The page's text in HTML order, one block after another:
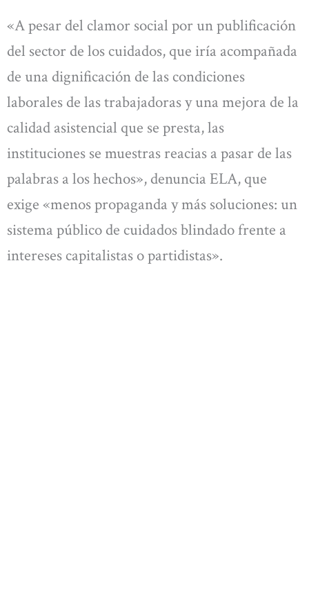
«A pesar del clamor social por un publificación
del sector de los cuidados, que iría acompañada
de una dignificación de las condiciones
laborales de las trabajadoras y una mejora de la
calidad asistencial que se presta, las
instituciones se muestras reacias a pasar de las
palabras a los hechos», denuncia ELA, que
exige «menos propaganda y más soluciones: un
sistema público de cuidados blindado frente a
intereses capitalistas o partidistas».